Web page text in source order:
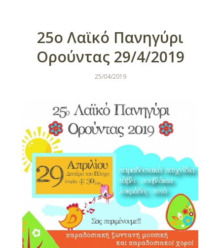
25ο Λαϊκό Πανηγύρι
Ορούντας 29/4/2019
25/04/2019